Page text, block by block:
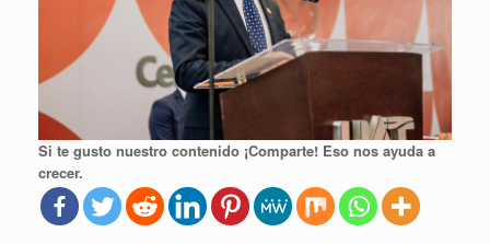
Si te gusto nuestro contenido ¡Comparte! Eso nos ayuda a
crecer.